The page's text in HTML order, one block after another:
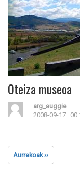
Oteiza museoa
arg_auggie
2008-09-17 :
Aurrekoak ››